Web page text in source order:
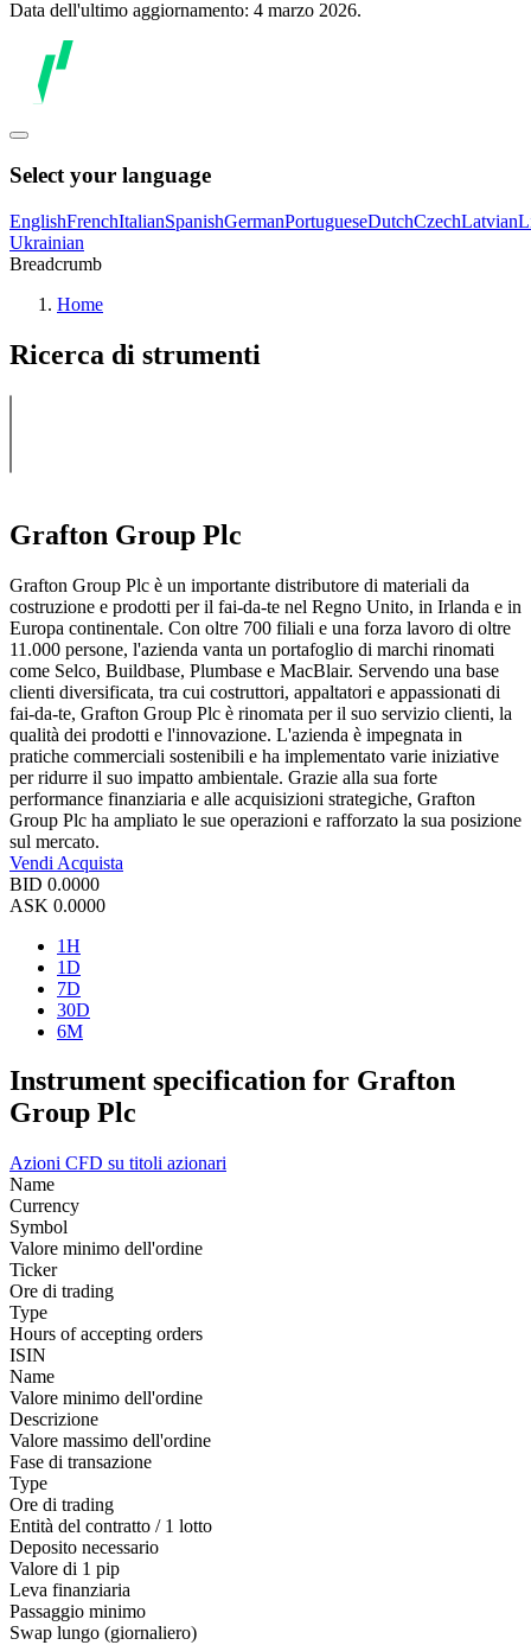
Data dell'ultimo aggiornamento: 4 marzo 2026.
Select your language
EnglishFrenchItalianSpanishGermanPortugueseDutchCzechLatvian
Ukrainian
Breadcrumb
Home
Ricerca di strumenti
Grafton Group Plc
Grafton Group Plc è un importante distributore di materiali da
costruzione e prodotti per il fai-da-te nel Regno Unito, in Irlanda e in
Europa continentale. Con oltre 700 filiali e una forza lavoro di oltre
11.000 persone, l'azienda vanta un portafoglio di marchi rinomati
come Selco, Buildbase, Plumbase e MacBlair. Servendo una base
clienti diversificata, tra cui costruttori, appaltatori e appassionati di
fai-da-te, Grafton Group Plc è rinomata per il suo servizio clienti, la
qualità dei prodotti e l'innovazione. L'azienda è impegnata in
pratiche commerciali sostenibili e ha implementato varie iniziative
per ridurre il suo impatto ambientale. Grazie alla sua forte
performance finanziaria e alle acquisizioni strategiche, Grafton
Group Plc ha ampliato le sue operazioni e rafforzato la sua posizione
sul mercato.
Vendi Acquista
BID 0.0000
ASK 0.0000
1H
1D
7D
30D
6M
Instrument specification for Grafton
Group Plc
Azioni CFD su titoli azionari
Name
Currency
Symbol
Valore minimo dell'ordine
Ticker
Ore di trading
Type
Hours of accepting orders
ISIN
Name
Valore minimo dell'ordine
Descrizione
Valore massimo dell'ordine
Fase di transazione
Type
Ore di trading
Entità del contratto / 1 lotto
Deposito necessario
Valore di 1 pip
Leva finanziaria
Passaggio minimo
Swap lungo (giornaliero)